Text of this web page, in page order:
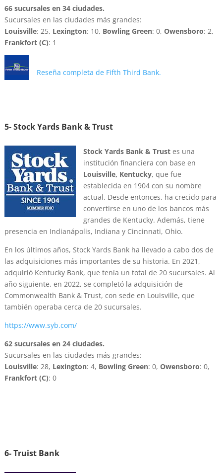
66 sucursales en 34 ciudades.
Sucursales en las ciudades más grandes:
Louisville: 25, Lexington: 10, Bowling Green: 0, Owensboro: 2,
Frankfort (C): 1
Reseña completa de Fifth Third Bank.
5- Stock Yards Bank & Trust
Stock Yards Bank & Trustes una
institución financiera con base en
Louisville, Kentucky, que fue
establecida en 1904 con su nombre
actual. Desde entonces, ha crecido para
convertirse en uno de los bancos más
grandes de Kentucky. Además, tiene
presencia en Indianápolis, Indiana y Cincinnati, Ohio.
En los últimos años, Stock Yards Bank ha llevado a cabo dos de
las adquisiciones más importantes de su historia. En 2021,
adquirió Kentucky Bank, que tenía un total de 20 sucursales. Al
año siguiente, en 2022, se completó la adquisición de
Commonwealth Bank & Trust, con sede en Louisville, que
también operaba cerca de 20 sucursales.
https://www.syb.com/
62 sucursales en 24 ciudades.
Sucursales en las ciudades más grandes:
Louisville: 28, Lexington: 4, Bowling Green: 0, Owensboro: 0,
Frankfort (C): 0
6- Truist Bank